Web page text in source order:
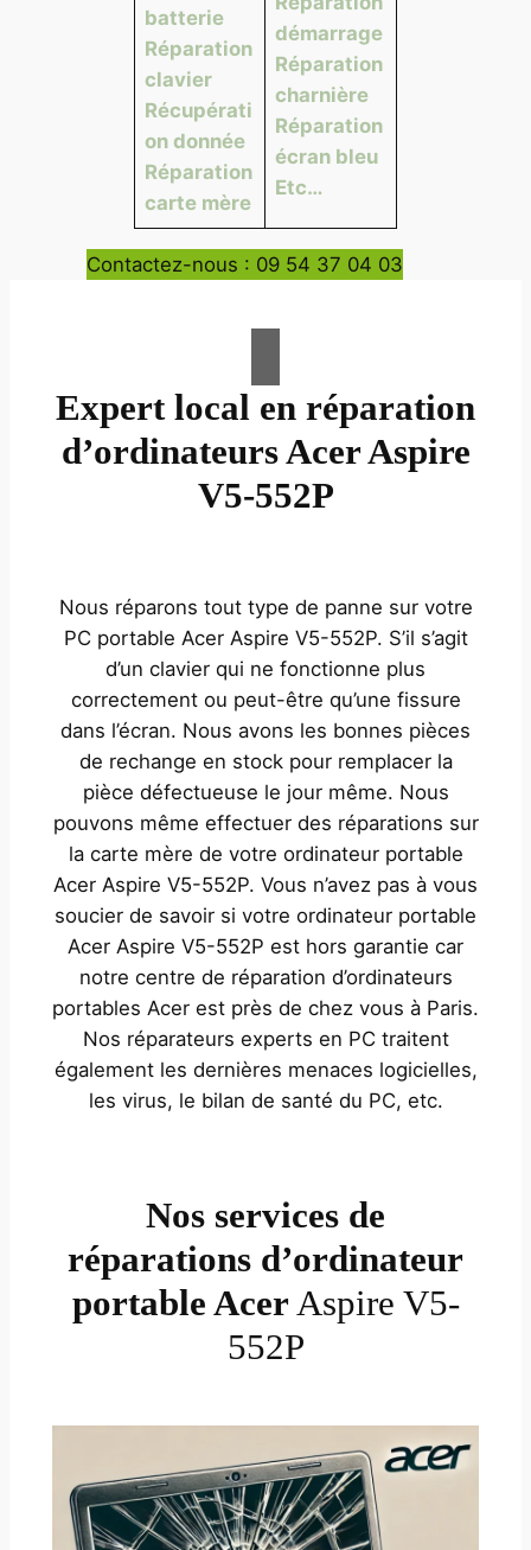
batterie
Réparation
clavier
Récupérati
on donnée
Réparation
carte mère
démarrage
Réparation
charnière
Réparation
écran bleu
Etc…
Contactez-nous : 09 54 37 04 03
Expert local en réparation
d’ordinateurs Acer Aspire
V5-552P
Nous réparons tout type de panne sur votre
PC portable Acer Aspire V5-552P. S’il s’agit
d’un clavier qui ne fonctionne plus
correctement ou peut-être qu’une fissure
dans l’écran. Nous avons les bonnes pièces
de rechange en stock pour remplacer la
pièce défectueuse le jour même. Nous
pouvons même effectuer des réparations sur
la carte mère de votre ordinateur portable
Acer Aspire V5-552P. Vous n’avez pas à vous
soucier de savoir si votre ordinateur portable
Acer Aspire V5-552P est hors garantie car
notre centre de réparation d’ordinateurs
portables Acer est près de chez vous à Paris.
Nos réparateurs experts en PC traitent
également les dernières menaces logicielles,
les virus, le bilan de santé du PC, etc.
Nos services de
réparations d’ordinateur
portable Acer Aspire V5-
552P